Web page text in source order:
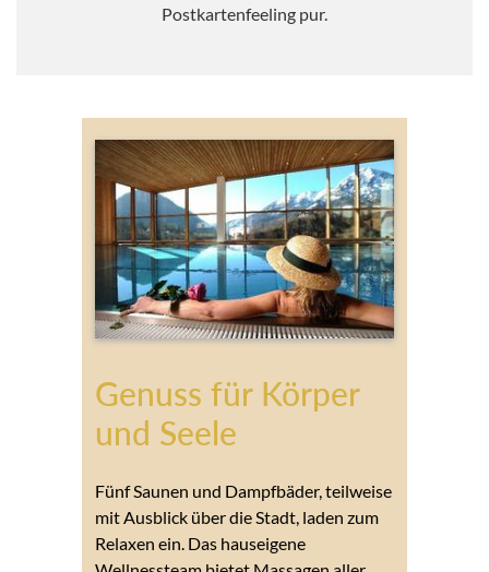
Postkartenfeeling pur.
Genuss für Körper
und Seele
Fünf Saunen und Dampfbäder, teilweise
mit Ausblick über die Stadt, laden zum
Relaxen ein. Das hauseigene